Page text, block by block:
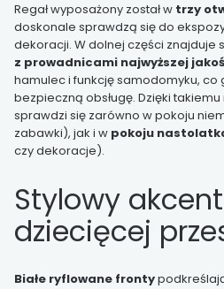
Regał wyposażony został w trzy
doskonale sprawdzą się do
dekoracji. W dolnej części znajduje
z prowadnicami najwyższej
hamulec i funkcję samodomyku, co
bezpieczną obsługę. Dzięki
sprawdzi się zarówno w pokoju
zabawki), jak i w pokoju
czy dekoracje).
Stylowy
dziecięcej
Białe ryflowane fronty